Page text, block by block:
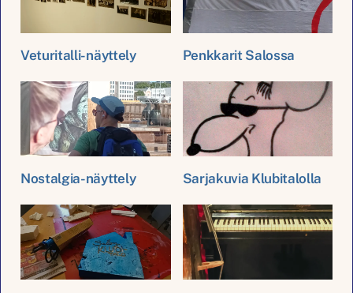
Veturitalli-näyttely Penkkarit Salossa
Nostalgia-näyttely Sarjakuvia Klubitalolla